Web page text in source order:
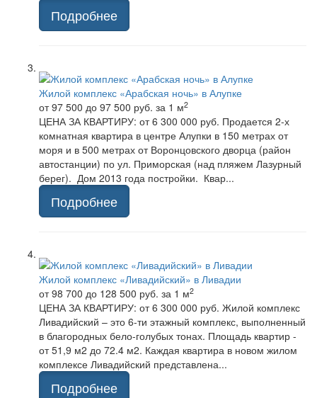
Подробнее
Жилой комплекс «Арабская ночь» в Алупке
от 97 500 до 97 500 руб. за 1 м2
ЦЕНА ЗА КВАРТИРУ: от 6 300 000 руб. Продается 2-х
комнатная квартира в центре Алупки в 150 метрах от
моря и в 500 метрах от Воронцовского дворца (район
автостанции) по ул. Приморская (над пляжем Лазурный
берег). Дом 2013 года постройки. Квар...
Подробнее
Жилой комплекс «Ливадийский» в Ливадии
от 98 700 до 128 500 руб. за 1 м2
ЦЕНА ЗА КВАРТИРУ: от 6 300 000 руб. Жилой комплекс
Ливадийский – это 6-ти этажный комплекс, выполненный
в благородных бело-голубых тонах. Площадь квартир -
от 51,9 м2 до 72.4 м2. Каждая квартира в новом жилом
комплексе Ливадийский представлена...
Подробнее